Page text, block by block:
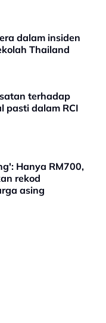
dalam insiden
Thailand
terhadap
pasti dalam RCI
Hanya RM700,
rekod
asing